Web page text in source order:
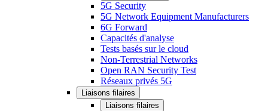
5G Security
5G Network Equipment Manufacturers
6G Forward
Capacités d'analyse
Tests basés sur le cloud
Non-Terrestrial Networks
Open RAN Security Test
Réseaux privés 5G
Liaisons filaires
Liaisons filaires